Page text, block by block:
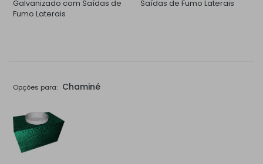
Galvanizado com Saídas de
Fumo Laterais
Saídas de Fumo Laterais
Opções para: Chaminé